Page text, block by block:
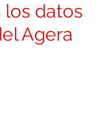
los datos
Agera